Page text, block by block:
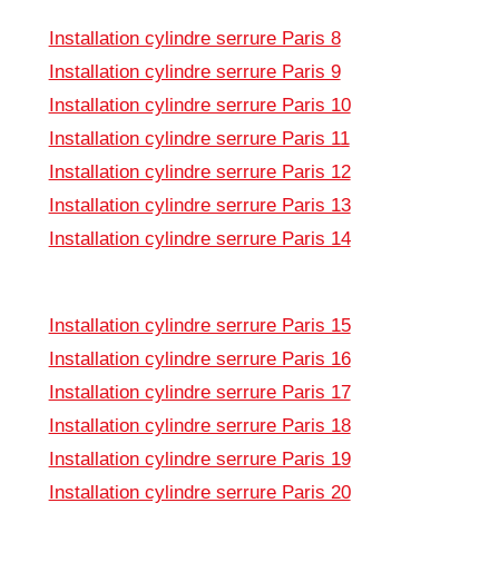
Installation cylindre serrure Paris 8
Installation cylindre serrure Paris 9
Installation cylindre serrure Paris 10
Installation cylindre serrure Paris 11
Installation cylindre serrure Paris 12
Installation cylindre serrure Paris 13
Installation cylindre serrure Paris 14
Installation cylindre serrure Paris 15
Installation cylindre serrure Paris 16
Installation cylindre serrure Paris 17
Installation cylindre serrure Paris 18
Installation cylindre serrure Paris 19
Installation cylindre serrure Paris 20